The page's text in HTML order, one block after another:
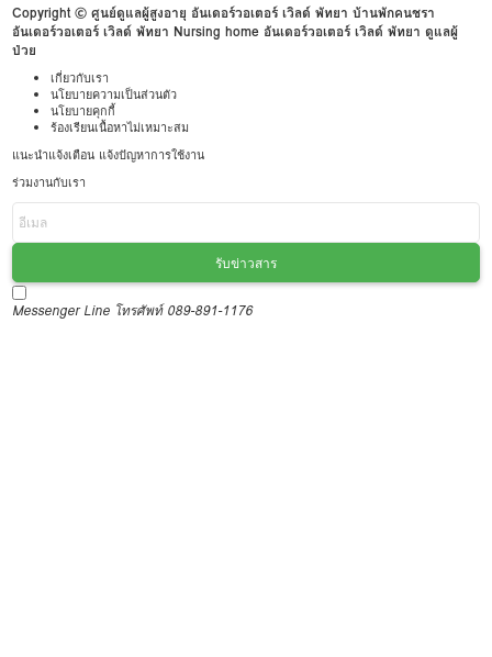
Copyright © ศูนย์ดูแลผู้สูงอายุ อันเดอร์วอเตอร์ เวิลด์ พัทยา บ้านพักคนชรา
อันเดอร์วอเตอร์ เวิลด์ พัทยา Nursing home อันเดอร์วอเตอร์ เวิลด์ พัทยา ดูแลผู้
ป่วย
เกี่ยวกับเรา
นโยบายความเป็นส่วนตัว
นโยบายคุกกี้
ร้องเรียนเนื้อหาไม่เหมาะสม
แนะนำแจ้งเตือน แจ้งปัญหาการใช้งาน
ร่วมงานกับเรา
รับข่าวสาร
Messenger Line โทรศัพท์ 089-891-1176